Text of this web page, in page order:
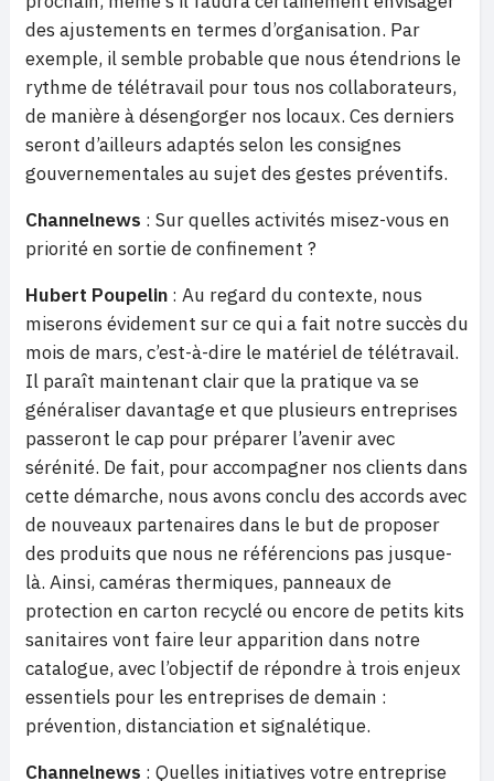
des ajustements en termes d’organisation. Par
exemple, il semble probable que nous étendrions le
rythme de télétravail pour tous nos collaborateurs,
de manière à désengorger nos locaux. Ces derniers
seront d’ailleurs adaptés selon les consignes
gouvernementales au sujet des gestes préventifs.
Channelnews : Sur quelles activités misez-vous en
priorité en sortie de confinement ?
Hubert Poupelin : Au regard du contexte, nous
miserons évidement sur ce qui a fait notre succès du
mois de mars, c’est-à-dire le matériel de télétravail.
Il paraît maintenant clair que la pratique va se
généraliser davantage et que plusieurs entreprises
passeront le cap pour préparer l’avenir avec
sérénité. De fait, pour accompagner nos clients dans
cette démarche, nous avons conclu des accords avec
de nouveaux partenaires dans le but de proposer
des produits que nous ne référencions pas jusque-
là. Ainsi, caméras thermiques, panneaux de
protection en carton recyclé ou encore de petits kits
sanitaires vont faire leur apparition dans notre
catalogue, avec l’objectif de répondre à trois enjeux
essentiels pour les entreprises de demain :
prévention, distanciation et signalétique.
Channelnews : Quelles initiatives votre entreprise